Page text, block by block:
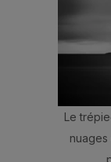
Le